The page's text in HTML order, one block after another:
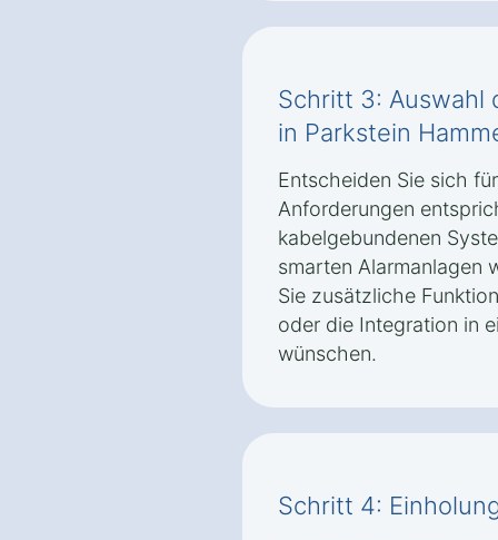
Schritt 3: Auswahl
in Parkstein
Entscheiden Sie sich
Anforderungen
kabelgebundenen
smarten Alarmanlagen
Sie zusätzliche
oder die Integration in
wünschen.
Schritt 4: